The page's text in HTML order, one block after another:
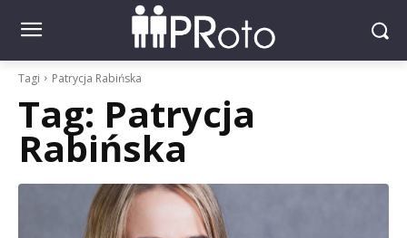
Tagi Patrycja Rabińska
Tag: Patrycja
Rabińska